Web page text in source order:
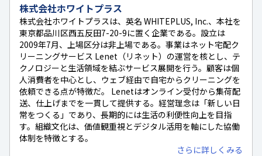
株式会社ホワイトプラス
株式会社ホワイトプラスは、英名 WHITEPLUS, Inc.、本社を
東京都品川区西五反田7-20-9に置く企業である。設立は
2009年7月、上場区分は非上場である。事業はネット宅配ク
リーニングサービス Lenet（リネット）の運営を核とし、テ
クノロジーと生活領域を結ぶサービス展開を行う。顧客は個
人消費者を中心とし、ウェブ経由で自宅からクリーニングを
依頼できる点が特徴だ。 Lenetはオンライン受付から集荷配
送、仕上げまでを一貫して提供する。経営理念は「新しい日
常をつくる」であり、長期的には生活の利便性向上を目指
す。組織文化は、価値観重視とデジタル活用を軸にした協働
体制を特徴とする。
さらに詳しくみる